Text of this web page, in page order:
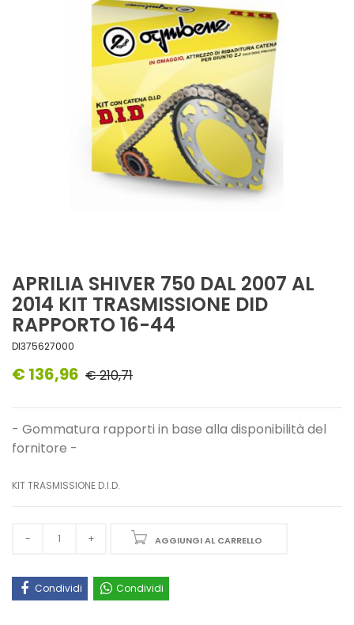
APRILIA SHIVER 750 DAL 2007 AL
2014 KIT TRASMISSIONE DID
RAPPORTO 16-44
DI375627000
€ 136,96 € 210,71
- Gommatura rapporti in base alla disponibilità del
fornitore -
KIT TRASMISSIONE D.I.D.
AGGIUNGI AL CARRELLO
Condividi Condividi